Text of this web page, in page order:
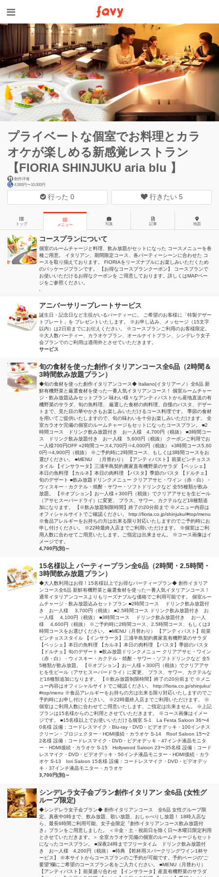
プライベートな個室でお料理とカラ
オケが楽しめる新感覚レストラン
【FIORIA SHINJUKU aria blu 】
創作洋食
4,500円〜10,000円
行った0 行きたい 5
トップ メニュー 写真 記事 地図
コースプランについて
個室のルームチャージと料理、飲み放題がセットになった コースメニューを各
種ご用意。 イタリアン、期間限定コース、各パーティーシーンに合わせた コ
ースを取り揃えております。 FIORIAをリーズナブルにお楽しみいただくため
のパッケージプランです。 【お得なコースプランクーポン】 コースプランで
お使いいただけるお得なクーポンを ご用意しております。詳しくはMAPペー
ジをご参照ください。
アニバーサリープレートサービス
誕生日・記念日など主役がいるパーティーに。 ご希望のお客様に「特製デザー
トプレート」を プレゼントいたします。 ※お申し込み、メッセージ（15文字
以内）は2日前までにお伝えください。 ※コースプランご利用のお客様限定。
※大人数パーティー、カラオケプラン、オールナイトプラン、シンデレラ女子
会プランでのご利用は適用外とさせていただきます。
サービス
旬の食材を使った創作イタリアンコース全6品（2時間＆
3時間飲み放題プラン）
◆旬の食材を使った創作イタリアンコース◆ Italiano(イタリアーノ）全6品 新
鮮有機野菜と厳選食材を使った一番人気イタリアンコース！ 個室ルームチャー
ジ・飲み放題込みセットプラン 味わい様々なアンティパストから産地直送の有
機野菜のサラダ、旬の魚料理、 厳選した食材の肉料理、自慢のパスタ、デザー
トまで、見た目の華やかさもお楽しみいただけるコース料理です。 季節の食材
を用いてご提供いたしますので、旬の味わいを十分お楽しみいただけます。 全
室カラオケ完備の個室のルームチャージもセットになったコースプラン。 ■2
時間コース ドリンク飲み放題付き お一人様 4,700円（税抜） ■3時間コー
ス ドリンク飲み放題付き お一人様 5,600円（税抜） クーポンご利用でお
一人様700円OFF ○2時間コース4,700円⇒4,000円（税抜） ○3時間コース5,60
0円⇒4,900円（税抜） ※ご予約時に2時間コース、もしくは3時間コースをお
選びください。 ■MENU （月替わり） 【アンティパスト】前菜ピンチョスス
タイル 【インサラータ】三浦半島契約農家直有機野菜のサラダ 【ペッシェ】
本日の魚料理 【カルネ】本日の肉料理 【パスタ】季節のパスタ 【ドルチェ】
旬のデザート ■飲み放題ドリンクメニュー クリアアサヒ・ワイン（赤・白）・
ウィスキー・カクテル・焼酎・サワー・ソフトドリンクなど 全55種類が飲み
放題。 【※オプション】お一人様＋300円（税抜）でクリアアサヒを生ビール
（アサヒスーパードライ）に変更、 プラス、サワー、カクテルなど18種類追
加になります。 【※飲み放題制限時間】終了の20分前まで ※メニュー内容は
オフィシャルサイトでご確認ください。 http://fioria.co.jp/shinjuku/#top/menu
※食品アレルギーをお持ちの方は出来る限り対応いたしますのでご予約時にお
申し付けください。 ※22時最終入店までご利用いただけます。 ※個室はご利
用人数に合わせてご用意いたします。ご指定は出来ません。 ※コース画像はイ
メージです。
4,700円(別)～
15名様以上 パーティープラン全6品（2時間・2.5時間・
3時間飲み放題プラン）
◆大人数利用はお得！15名様以上でお得なパーティープラン◆ 創作イタリア
ンコース全6品 新鮮有機野菜と厳選食材を使った一番人気イタリアンコース！
通常イタリアンコースよりもリーズナブルな価格でご利用可能です。 個室ルー
ムチャージ・飲み放題込みセットプラン ■2時間コース ドリンク飲み放題付
き お一人様 3,700円（税抜） ■2.5時間コース ドリンク飲み放題付き お
一人様 4,100円（税抜） ■3時間コース ドリンク飲み放題付き お一人
様 4,600円（税抜） ※ご予約時に2時間コース、2.5時間コース、もしくは3
時間コースをお選びください。 ■MENU（月替わり） 【アンティパスト】前菜
ピンチョススタイル 【インサラータ】三浦半島契約農家直有機野菜のサラダ
【ペッシェ】本日の魚料理 【カルネ】本日の肉料理 【パスタ】季節のパスタ
【ドルチェ】旬のデザート ■飲み放題ドリンクメニュー クリアアサヒ・ワイン
（赤・白）・ウィスキー・カクテル・焼酎・サワー・ソフトドリンクなど 全5
5種類が飲み放題。 【※オプション】お一人様＋300円（税抜）でクリアアサ
ヒを生ビール（アサヒスーパードライ）に変更、 プラス、サワー、カクテルな
ど18種類追加になります。 【※飲み放題制限時間】終了の20分前まで ※メニ
ュー内容はオフィシャルサイトでご確認ください。 http://fioria.co.jp/shinjuku/
#top/menu ※食品アレルギーをお持ちの方は出来る限り対応いたしますのでご
予約時にお申し付けください。 ※22時最終入店までご利用いただけます。 ※
個室はご利用人数に合わせてご用意いたします。ご指定は出来ません。 ※上記
プランは15名様からのご利用とさせていただきます。 ※コース画像はイメー
ジです。 ■15名様以上でお使いいただける個室 S-1 La Festa Saloon 36〜4
0名様 設備：コードレスマイク・Blu-ray・DVD・ビデオデッキ・100インチス
クリーン・プロジェクター・HDMI接続・カラオケ S-14 Roof Saloon 15〜2
2名様 設備：コードレスマイク・DVD・ビデオデッキ・47インチ液晶モニタ
ー・HDMI接続・カラオケ S-15 Hollywood Saloon 23〜35名様 設備：コード
レスマイク・DVD・ビデオデッキ・50インチ液晶モニター・HDMI接続・カラ
オケ S-13 Iori Saloon 15名様 設備：コードレスマイク・DVD・ビデオデッ
キ・37インチ液晶モニター・カラオケ
3,700円(別)～
シンデレラ女子会プラン創作イタリアン 全6品 (女性グ
ループ限定)
◆シンデレラ女子会プラン◆ 創作イタリアンコース 全6品 女性グループ限
定。真夜中0時まで、飲み放題、歌い放題、おしゃべりし放題！ 18時入店な
ら、最長6時間ご利用可能、女子会限定『創作イタリアンコース飲み放題付
き』プランをご用意しました。 ＜※金・土・祝前日を除く日〜木曜日限定利用
とさせていただきます。＞ 全室カラオケ完備の個室のルームチャージもセット
になったコースプラン。 ■深夜24時までフリータイム ドリンク飲み放題付
き お一人様 4,200円（税抜） ■特典 【乾杯用スパークリングワイン1杯サ
ービス】 ※本サイトからコースプランのご予約が可能です。予約ページの“ご
要望”欄にご希望のコースプラン名をご入力ください。 ■MENU（月替わり）
【アンティパスト】前菜盛り合わせ 【インサラータ】産直有機野菜のサラダ